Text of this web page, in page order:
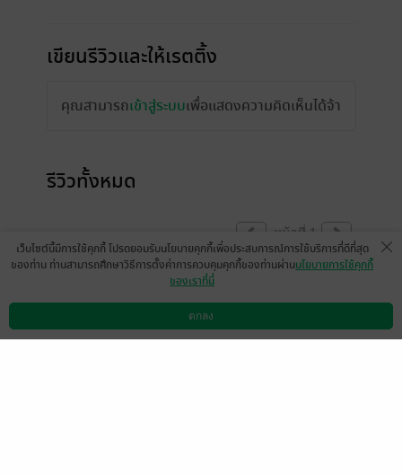
เขียนรีวิวและให้เรตติ้ง
คุณสามารถเข้าสู่ระบบเพื่อแสดงความคิดเห็นได้จ้า
รีวิวทั้งหมด
หน้าที่ 1
ดาวน์โหลดแอป วิธีการใช้งาน ติดต่อเรา
เว็บไซต์นี้มีการใช้คุกกี้ โปรดยอมรับนโยบายคุกกี้เพื่อประสบการณ์การใช้บริการที่ดีที่สุด
ของท่าน ท่านสามารถศึกษาวิธีการตั้งค่าการควบคุมคุกกี้ของท่านผ่านนโยบายการใช้คุกกี้
ของเราที่นี่
ตกลง